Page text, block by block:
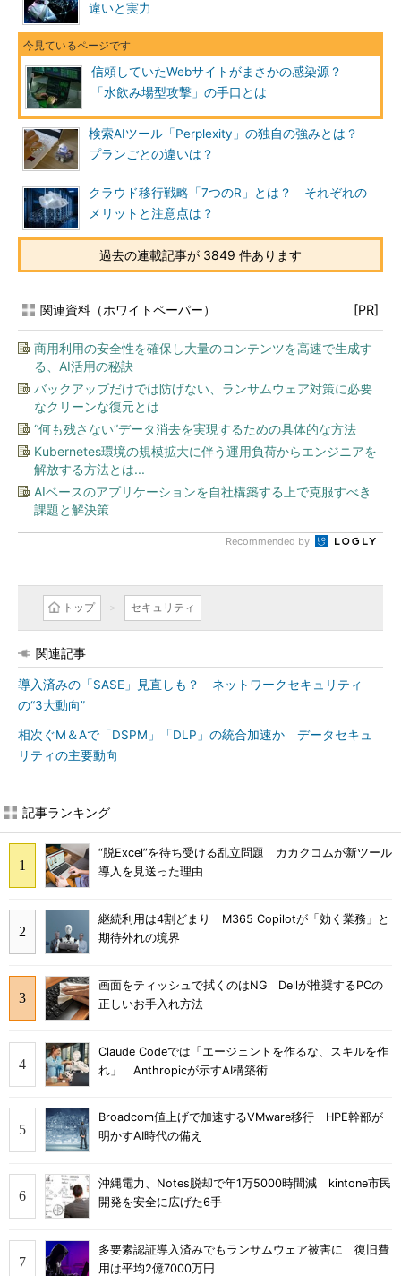
違いと実力
信頼していたWebサイトがまさかの感染源？
「水飲み場型攻撃」の手口とは
検索AIツール「Perplexity」の独自の強みとは？
プランごとの違いは？
クラウド移行戦略「7つのR」とは？ それぞれの
メリットと注意点は？
過去の連載記事が 3849 件あります
関連資料（ホワイトペーパー） [PR]
商用利用の安全性を確保し大量のコンテンツを高速で生成す
る、AI活用の秘訣
バックアップだけでは防げない、ランサムウェア対策に必要
なクリーンな復元とは
“何も残さない”データ消去を実現するための具体的な方法
Kubernetes環境の規模拡大に伴う運用負荷からエンジニアを
解放する方法とは...
AIベースのアプリケーションを自社構築する上で克服すべき
課題と解決策
Recommended by
トップ セキュリティ
関連記事
導入済みの「SASE」見直しも？ ネットワークセキュリティ
の“3大動向”
相次ぐM＆Aで「DSPM」「DLP」の統合加速か データセキュ
リティの主要動向
記事ランキング
“脱Excel”を待ち受ける乱立問題 カカクコムが新ツール
導入を見送った理由
継続利用は4割どまり M365 Copilotが「効く業務」と
期待外れの境界
画面をティッシュで拭くのはNG Dellが推奨するPCの
正しいお手入れ方法
Claude Codeでは「エージェントを作るな、スキルを作
れ」 Anthropicが示すAI構築術
Broadcom値上げで加速するVMware移行 HPE幹部が
明かすAI時代の備え
沖縄電力、Notes脱却で年1万5000時間減 kintone市民
開発を安全に広げた6手
多要素認証導入済みでもランサムウェア被害に 復旧費
用は平均2億7000万円